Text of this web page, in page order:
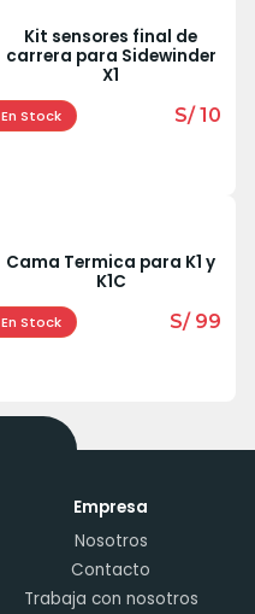
Kit sensores final de
carrera para Sidewinder
X1
En Stock S/ 10
Cama Termica para K1 y
K1C
En Stock S/ 99
Empresa
Nosotros
Contacto
Trabaja con nosotros